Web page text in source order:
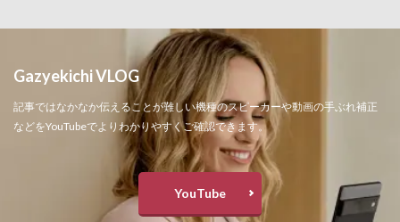
Gazyekichi VLOG
記事ではなかなか伝えることが難しい機種のスピーカーや動画の手ぶれ補正
などをYouTubeでよりわかりやすくご確認できます。
YouTube